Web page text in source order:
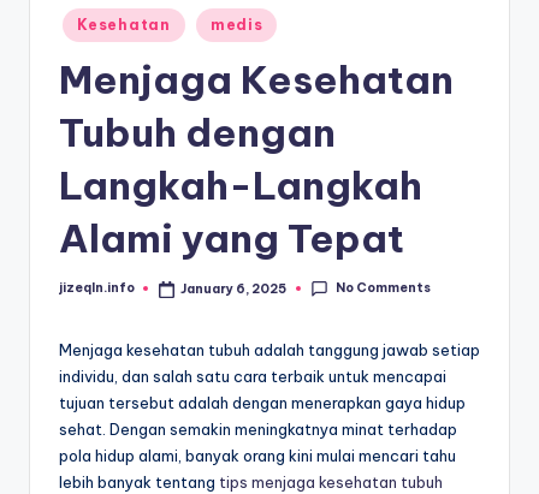
Posted
in
Kesehatan medis
Menjaga Kesehatan
Tubuh dengan
Langkah-Langkah
Alami yang Tepat
Posted
jizeqln.info January 6, 2025 No Comments
Menjaga kesehatan tubuh adalah tanggung jawab setiap
individu, dan salah satu cara terbaik untuk mencapai
tujuan tersebut adalah dengan menerapkan gaya hidup
sehat. Dengan semakin meningkatnya minat terhadap
pola hidup alami, banyak orang kini mulai mencari tahu
lebih banyak tentang tips menjaga kesehatan tubuh